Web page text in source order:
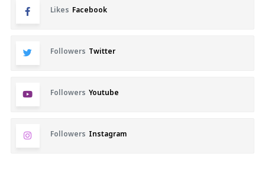
Likes Facebook
Followers Twitter
Followers Youtube
Followers Instagram